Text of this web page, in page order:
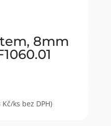
8mm
Kč/ks bez DPH)